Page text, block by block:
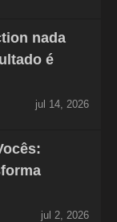
nada
é
jul 14, 2026
jul 2, 2026